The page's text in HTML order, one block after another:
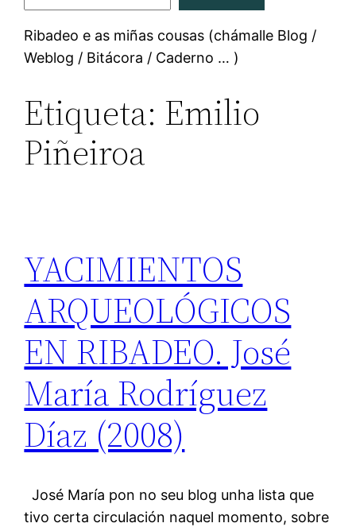
Ribadeo e as miñas cousas (chámalle Blog /
Weblog / Bitácora / Caderno … )
Etiqueta: Emilio
Piñeiroa
YACIMIENTOS
ARQUEOLÓGICOS
EN RIBADEO. José
María Rodríguez
Díaz (2008)
José María pon no seu blog unha lista que
tivo certa circulación naquel momento, sobre